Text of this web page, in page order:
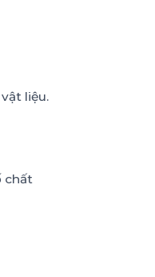
liệu.
chất